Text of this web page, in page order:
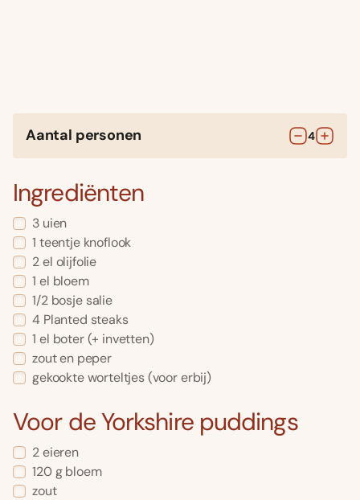
Aantal personen 4
Ingrediënten
3 uien
1 teentje knoflook
2el olijfolie
1 el bloem
1/2 bosje salie
4 Planted steaks
1 el boter(+ invetten)
zout en peper
gekookte worteltjes(voor erbij)
Voor de Yorkshire puddings
2eieren
120 g bloem
zout